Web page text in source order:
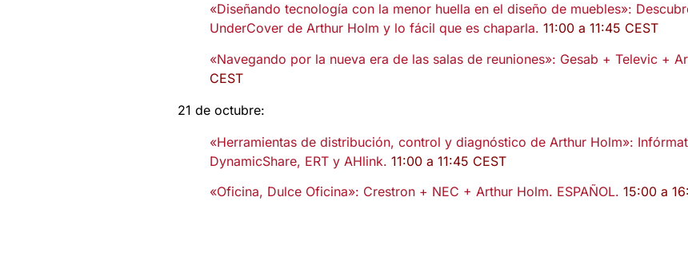
«Diseñando tecnología con la menor huella en el diseño de muebles»:
UnderCover de Arthur Holm y lo fácil que es chaparla. 11:00 a 11:45 CEST
«Navegando por la nueva era de las salas de reuniones»: Gesab + Televic +
CEST
21 de octubre:
«Herramientas de distribución, control y diagnóstico de Arthur Holm»:
DynamicShare, ERT y AHlink. 11:00 a 11:45 CEST
«Oficina, Dulce Oficina»: Crestron + NEC + Arthur Holm. ESPAÑOL. 15:00 a